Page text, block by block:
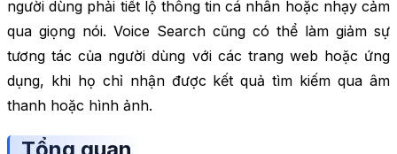
người dùng phải tiết lộ thông tin cá nhân hoặc nhạy cảm
qua giọng nói. Voice Search cũng có thể làm giảm sự
tương tác của người dùng với các trang web hoặc ứng
dụng, khi họ chỉ nhận được kết quả tìm kiếm qua âm
thanh hoặc hình ảnh.